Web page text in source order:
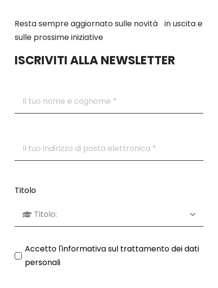
Resta sempre aggiornato sulle novità in uscita e
sulle prossime iniziative
ISCRIVITI ALLA NEWSLETTER
Titolo
Accetto l'informativa sul trattamento dei dati
personali